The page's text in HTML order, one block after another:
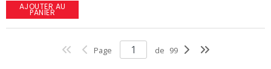
AJOUTER AU
PANIER
Page de 99